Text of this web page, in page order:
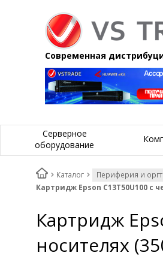
Современная
Серверное
оборудование
Каталог Периферия и
Картридж Epson C13T50U100
Картридж
носителях